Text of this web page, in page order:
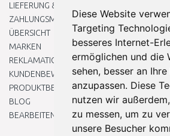
Diese Website
Targeting
besseres Internet-
ermöglichen und die
sehen, besser an
anzupassen. Diese
nutzen wir
zu messen, um zu
unsere Besucher
LIEFERUNG & ZAHLUNG
ZAHLUNGSMETHODEN
ÜBERSICHT
MARKEN
REKLAMATIONEN UND RETOUREN
KUNDENBEWERTUNG
PRODUKTBEWERTUNG
BLOG
BEARBEITEN SIE MEINE COOKIE-